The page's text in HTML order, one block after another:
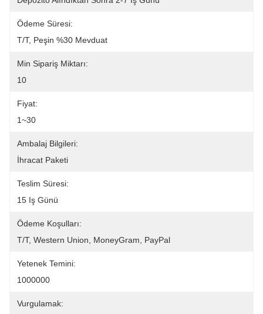
Ödeme Süresi:
T/T, Peşin %30 Mevduat
Min Sipariş Miktarı:
10
Fiyat:
1~30
Ambalaj Bilgileri:
İhracat Paketi
Teslim Süresi:
15 Iş Günü
Ödeme Koşulları:
T/T, Western Union, MoneyGram, PayPal
Yetenek Temini:
1000000
Vurgulamak: